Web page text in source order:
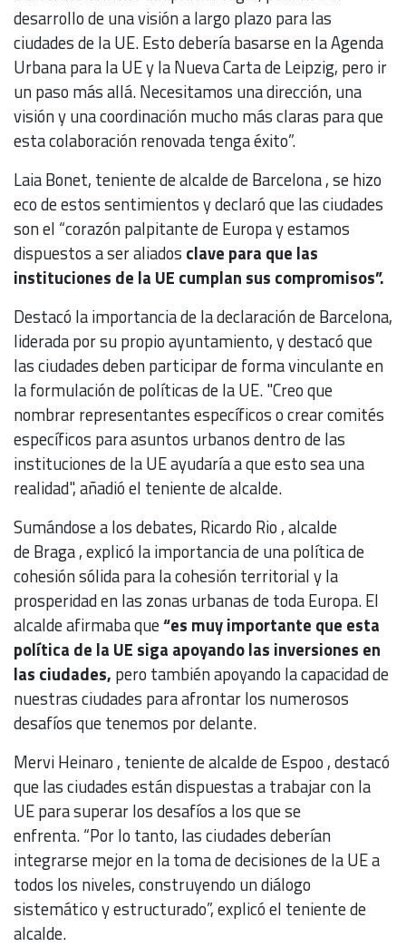
desarrollo de una visión a largo plazo para las
ciudades de la UE. Esto debería basarse en la Agenda
Urbana para la UE y la Nueva Carta de Leipzig, pero ir
un paso más allá. Necesitamos una dirección, una
visión y una coordinación mucho más claras para que
esta colaboración renovada tenga éxito”.
Laia Bonet, teniente de alcalde de Barcelona , ​​se hizo
eco de estos sentimientos y declaró que las ciudades
son el “corazón palpitante de Europa y estamos
dispuestos a ser aliados clave para que las
instituciones de la UE cumplan sus compromisos”.
Destacó la importancia de la declaración de Barcelona,
​​liderada por su propio ayuntamiento, y destacó que
las ciudades deben participar de forma vinculante en
la formulación de políticas de la UE. "Creo que
nombrar representantes específicos o crear comités
específicos para asuntos urbanos dentro de las
instituciones de la UE ayudaría a que esto sea una
realidad", añadió el teniente de alcalde.
Sumándose a los debates, Ricardo Rio , alcalde
de Braga , explicó la importancia de una política de
cohesión sólida para la cohesión territorial y la
prosperidad en las zonas urbanas de toda Europa. El
alcalde afirmaba que“es muy importante que esta
política de la UE siga apoyando las inversiones en
las ciudades, pero también apoyando la capacidad de
nuestras ciudades para afrontar los numerosos
desafíos que tenemos por delante.
Mervi Heinaro , teniente de alcalde de Espoo , destacó
que las ciudades están dispuestas a trabajar con la
UE para superar los desafíos a los que se
enfrenta. “Por lo tanto, las ciudades deberían
integrarse mejor en la toma de decisiones de la UE a
todos los niveles, construyendo un diálogo
sistemático y estructurado”, explicó el teniente de
alcalde.